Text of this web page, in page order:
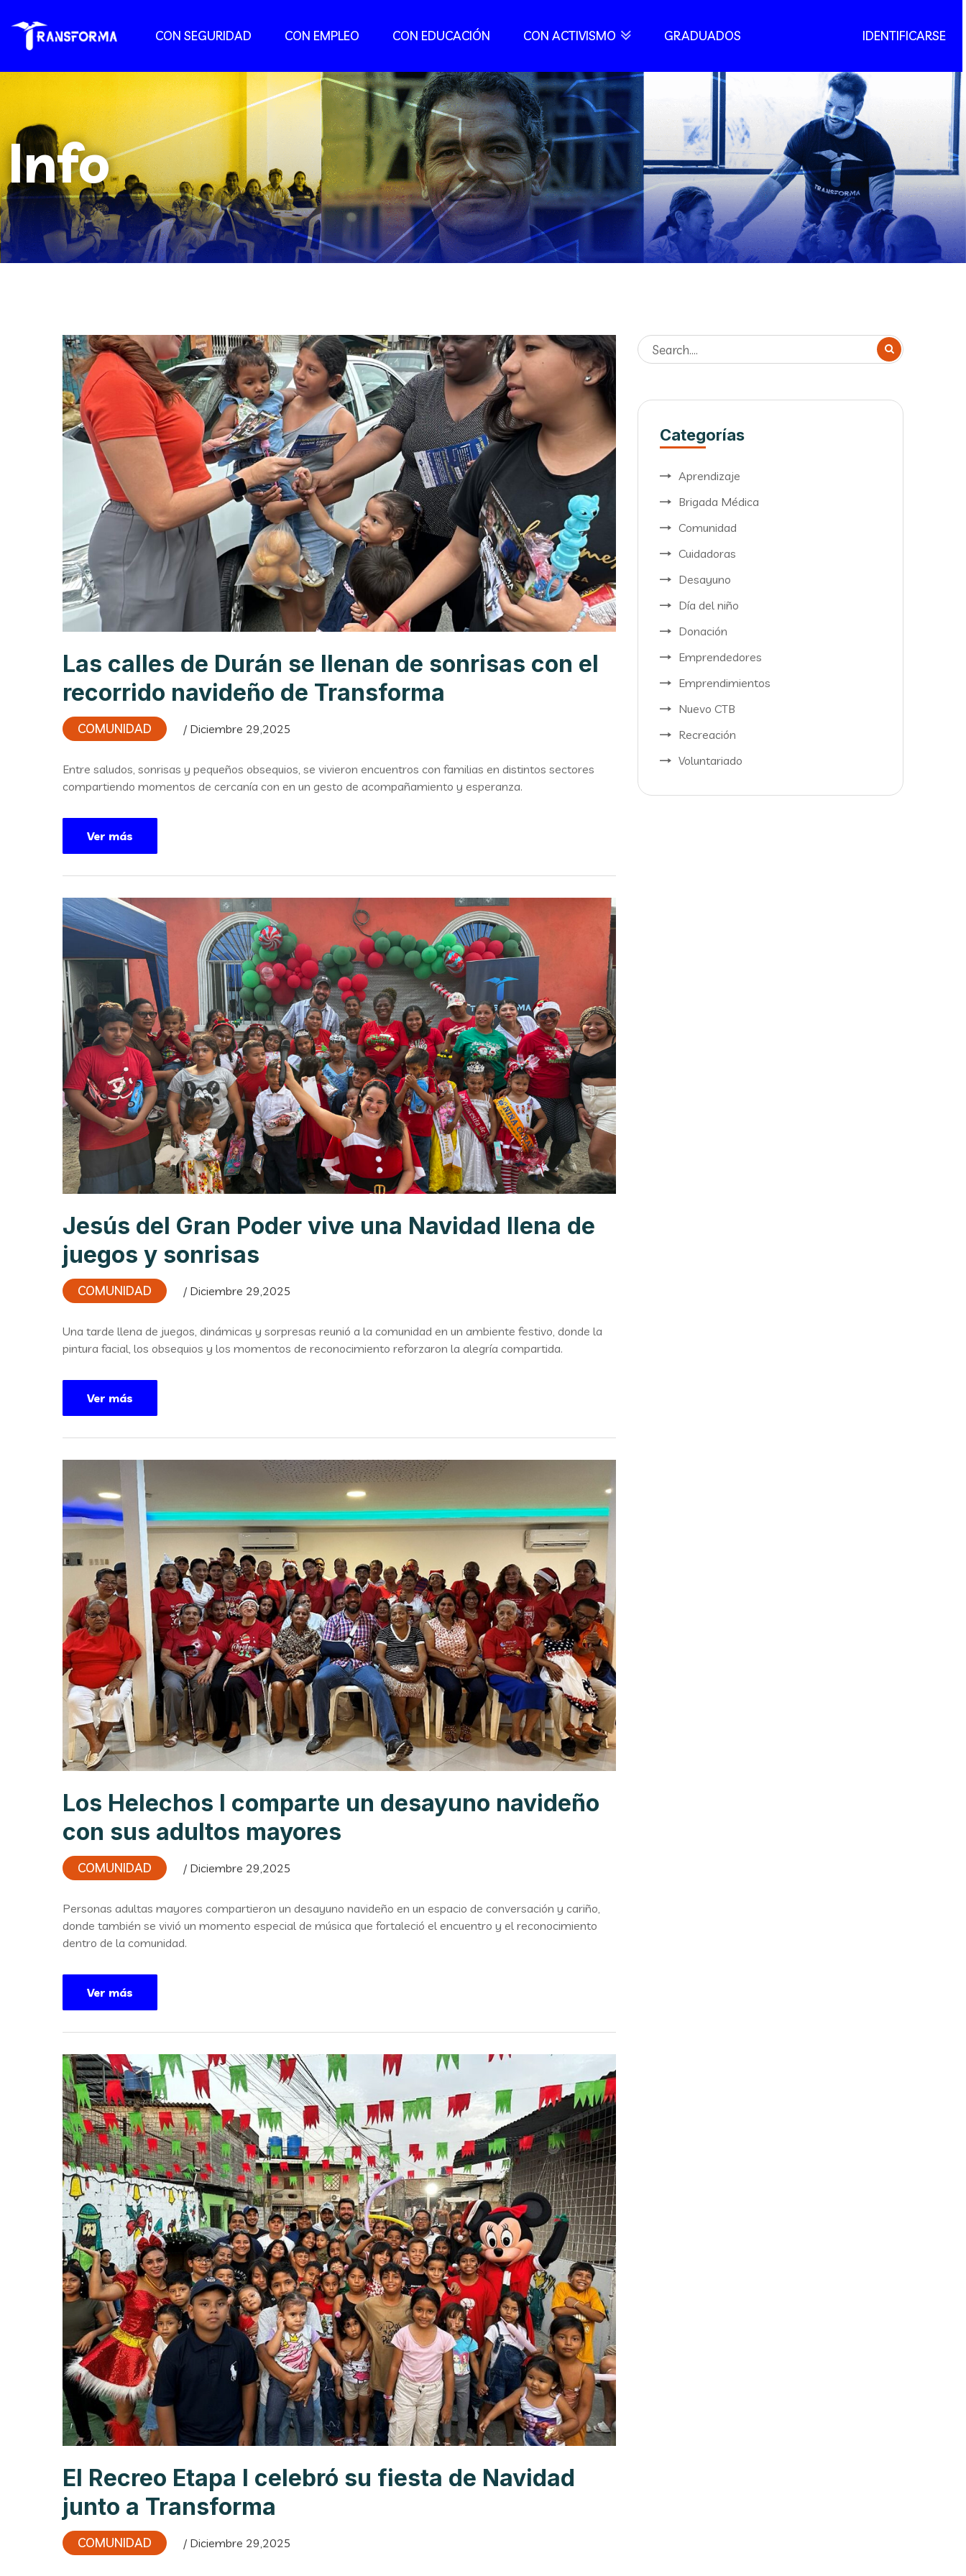
CON SEGURIDAD CON EMPLEO CON EDUCACIÓN CON ACTIVISMO GRADUADOS IDENTIFICARSE
Info
Las calles de Durán se llenan de sonrisas con el
recorrido navideño de Transforma
COMUNIDAD / Diciembre 29,2025
Entre saludos, sonrisas y pequeños obsequios, se vivieron encuentros con familias en distintos sectores
compartiendo momentos de cercanía con en un gesto de acompañamiento y esperanza.
Ver más
Jesús del Gran Poder vive una Navidad llena de
juegos y sonrisas
COMUNIDAD / Diciembre 29,2025
Una tarde llena de juegos, dinámicas y sorpresas reunió a la comunidad en un ambiente festivo, donde la
pintura facial, los obsequios y los momentos de reconocimiento reforzaron la alegría compartida.
Ver más
Los Helechos I comparte un desayuno navideño
con sus adultos mayores
COMUNIDAD / Diciembre 29,2025
Personas adultas mayores compartieron un desayuno navideño en un espacio de conversación y cariño,
donde también se vivió un momento especial de música que fortaleció el encuentro y el reconocimiento
dentro de la comunidad.
Ver más
El Recreo Etapa I celebró su fiesta de Navidad
junto a Transforma
COMUNIDAD / Diciembre 29,2025
Categorías
Aprendizaje
Brigada Médica
Comunidad
Cuidadoras
Desayuno
Día del niño
Donación
Emprendedores
Emprendimientos
Nuevo CTB
Recreación
Voluntariado